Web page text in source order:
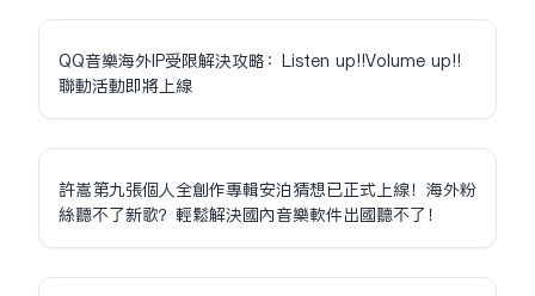
QQ音樂海外IP受限解決攻略：Listen up!!Volume up!!
聯動活動即將上線
許嵩第九張個人全創作專輯安泊猜想已正式上線！海外粉
絲聽不了新歌？輕鬆解決國內音樂軟件出國聽不了！